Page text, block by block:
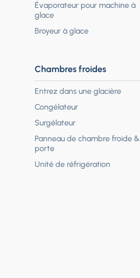
Évaporateur pour machine à
glace
Broyeur à glace
Chambres froides
Entrez dans une glacière
Congélateur
Surgélateur
Panneau de chambre froide &
porte
Unité de réfrigération